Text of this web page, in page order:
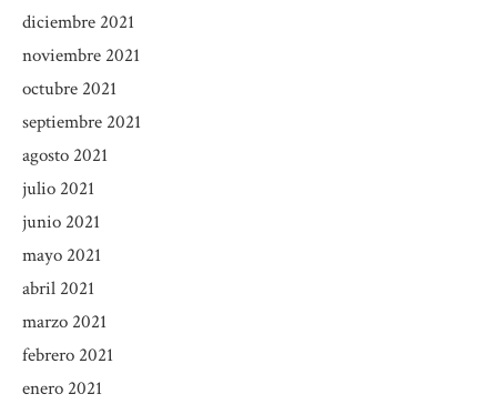
diciembre 2021
noviembre 2021
octubre 2021
septiembre 2021
agosto 2021
julio 2021
junio 2021
mayo 2021
abril 2021
marzo 2021
febrero 2021
enero 2021